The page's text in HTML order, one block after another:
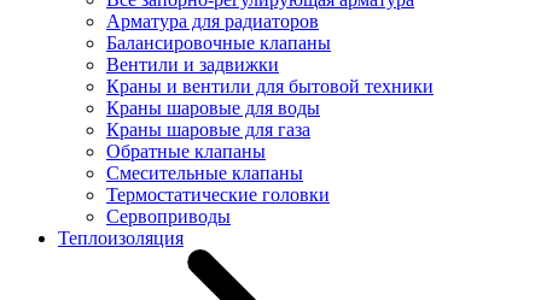
Арматура для радиаторов
Балансировочные клапаны
Вентили и задвижки
Краны и вентили для бытовой техники
Краны шаровые для воды
Краны шаровые для газа
Обратные клапаны
Смесительные клапаны
Термостатические головки
Сервоприводы
Теплоизоляция